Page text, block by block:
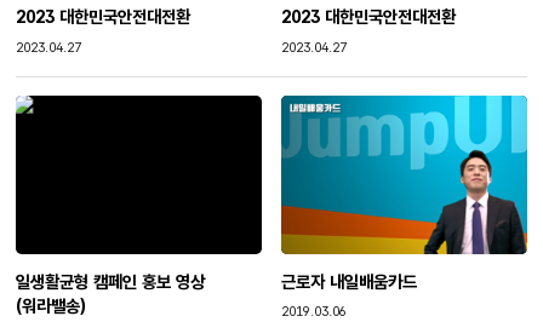
2023 대한민국안전대전환
작성일
2023.04.27
2023 대한민국안전대전환
작성일
2023.04.27
일생활균형 캠페인 홍보 영상
(워라밸송)
근로자 내일배움카드
작성일
2019.03.06